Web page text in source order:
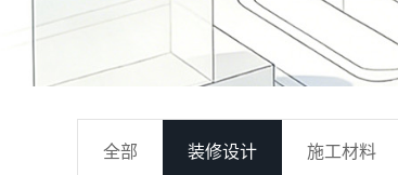
全部 装修设计 施工材料